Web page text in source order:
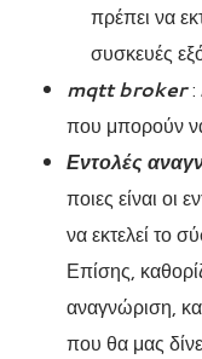
πρέπει να
συσκευές
mqtt broker:
που μπορούν
Εντολές
ποιες είναι οι
να εκτελεί το
Επίσης,
αναγνώριση,
που θα μας